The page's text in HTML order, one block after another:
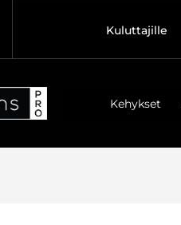
Kuluttajille
Kehykset